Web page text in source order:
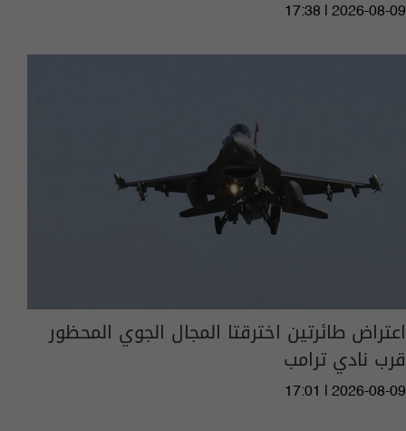
17:38 | 2026-08-09
اعتراض طائرتين اخترقتا المجال الجوي المحظور
قرب نادي ترامب
17:01 | 2026-08-09